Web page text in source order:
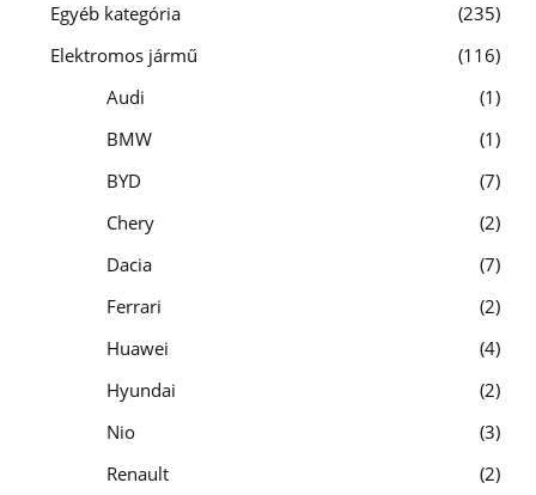
Egyéb kategória
235
Elektromos jármű
116
Audi
1
BMW
1
BYD
7
Chery
2
Dacia
7
Ferrari
2
Huawei
4
Hyundai
2
Nio
3
Renault
2